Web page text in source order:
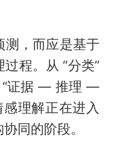
测，而应是基于
程。从 “分类”
“证据 — 推理 —
理解正在进入
同的阶段。